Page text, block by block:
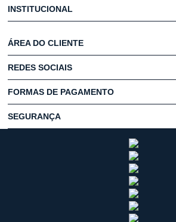
INSTITUCIONAL
ÁREA DO CLIENTE
REDES SOCIAIS
FORMAS DE PAGAMENTO
SEGURANÇA